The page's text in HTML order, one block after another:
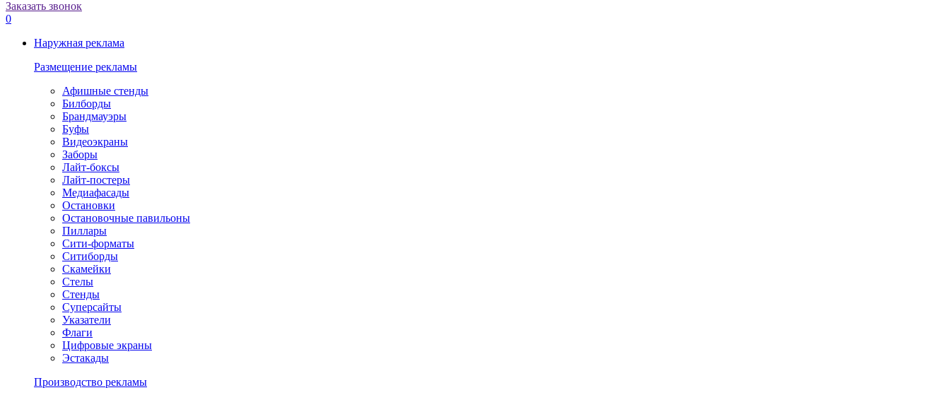
Заказать звонок
0
Наружная реклама
Размещение рекламы
Афишные стенды
Билборды
Брандмауэры
Буфы
Видеоэкраны
Заборы
Лайт-боксы
Лайт-постеры
Медиафасады
Остановки
Остановочные павильоны
Пиллары
Сити-форматы
Ситиборды
Скамейки
Стелы
Стенды
Суперсайты
Указатели
Флаги
Цифровые экраны
Эстакады
Производство рекламы